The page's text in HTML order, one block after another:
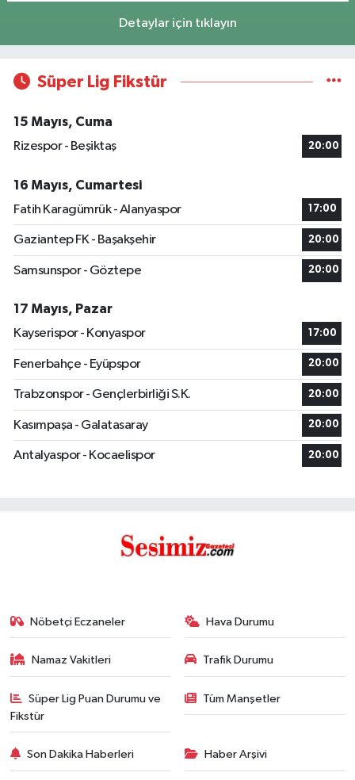
Detaylar için tıklayın
Süper Lig Fikstür
15 Mayıs, Cuma
Rizespor - Beşiktaş
20:00
16 Mayıs, Cumartesi
Fatih Karagümrük - Alanyaspor
17:00
Gaziantep FK - Başakşehir 20:00
Samsunspor - Göztepe 20:00
17 Mayıs, Pazar
Kayserispor - Konyaspor
17:00
Fenerbahçe - Eyüpspor 20:00
Trabzonspor - Gençlerbirliği S.K. 20:00
Kasımpaşa - Galatasaray 20:00
Antalyaspor - Kocaelispor 20:00
Nöbetçi Eczaneler Hava Durumu
Namaz Vakitleri Trafik Durumu
Süper Lig Puan Durumu ve
Fikstür
Tüm Manşetler
Son Dakika Haberleri Haber Arşivi